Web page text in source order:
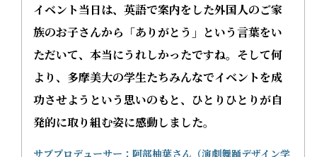
イベント当日は、英語で案内をした外国人のご家
族のお子さんから「ありがとう」という言葉をい
ただいて、本当にうれしかったですね。そして何
より、多摩美大の学生たちみんなでイベントを成
功させようという思いのもと、ひとりひとりが自
発的に取り組む姿に感動しました。
サブプロデューサー：阿部柚葉さん（演劇舞踊デザイン学